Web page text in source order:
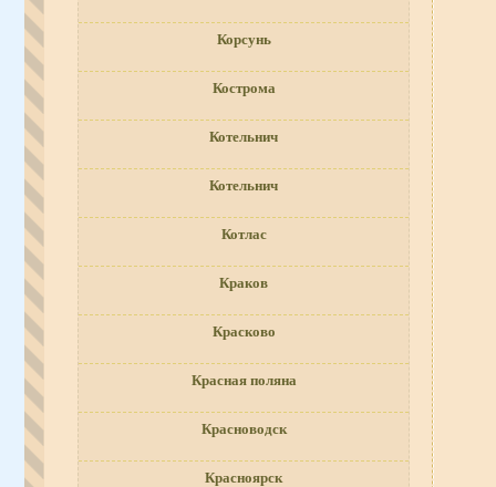
Корсунь
Кострома
Котельнич
Котельнич
Котлас
Краков
Красково
Красная поляна
Красноводск
Красноярск